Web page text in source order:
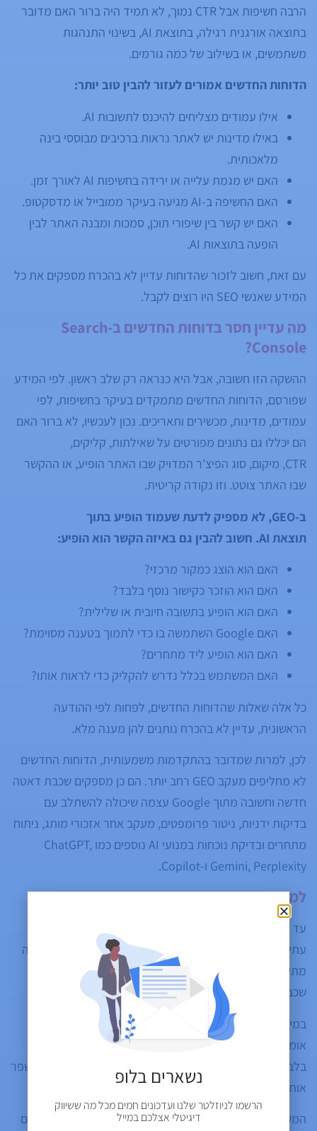
הרבה חשיפות אבל CTR נמוך, לא תמיד היה ברור האם מדובר
בתוצאה אורגנית רגילה, בתוצאת AI, בשינוי התנהגות
משתמשים, או בשילוב של כמה גורמים.
הדוחות החדשים אמורים לעזור להבין טוב יותר:
אילו עמודים מצליחים להיכנס לתשובות AI.
באילו מדינות יש לאתר נראות ברכיבים מבוססי בינה
מלאכותית.
האם יש מגמת עלייה או ירידה בחשיפות AI לאורך זמן.
האם החשיפה ב-AI מגיעה בעיקר ממובייל או מדסקטופ.
האם יש קשר בין שיפורי תוכן, סמכות ומבנה האתר לבין
הופעה בתוצאות AI.
עם זאת, חשוב לזכור שהדוחות עדיין לא בהכרח מספקים את כל
המידע שאנשי SEO היו רוצים לקבל.
מה עדיין חסר בדוחות החדשים ב-Search
Console?
ההשקה הזו חשובה, אבל היא כנראה רק שלב ראשון. לפי המידע
שפורסם, הדוחות החדשים מתמקדים בעיקר בחשיפות, לפי
עמודים, מדינות, מכשירים ותאריכים. נכון לעכשיו, לא ברור האם
הם יכללו גם נתונים מפורטים על שאילתות, קליקים,
CTR, מיקום, סוג הפיצ'ר המדויק שבו האתר הופיע, או ההקשר
שבו האתר צוטט. וזו נקודה קריטית.
ב-GEO, לא מספיק לדעת שעמוד הופיע בתוך
תוצאת AI. חשוב להבין גם באיזה הקשר הוא הופיע:
האם הוא הוצג כמקור מרכזי?
האם הוא הוזכר כקישור נוסף בלבד?
האם הוא הופיע בתשובה חיובית או שלילית?
האם Google השתמשה בו כדי לתמוך בטענה מסוימת?
האם הוא הופיע ליד מתחרים?
האם המשתמש בכלל נדרש להקליק כדי לראות אותו?
כל אלה שאלות שהדוחות החדשים, לפחות לפי ההודעה
הראשונית, עדיין לא בהכרח נותנים להן מענה מלא.
לכן, למרות שמדובר בהתקדמות משמעותית, הדוחות החדשים
לא מחליפים מעקב GEO רחב יותר. הם כן מספקים שכבת דאטה
חדשה וחשובה מתוך Google עצמה שיכולה להשתלב עם
בדיקות ידניות, ניטור פרומפטים, מעקב אחר אזכורי מותג, ניתוח
מתחרים ובדיקת נוכחות במנועי AI נוספים כמו ChatGPT,
Gemini, Perplexity ו-Copilot.
למה זה מחזק את הצורך ב-GEO?
עתידי או תיאורטי. אבל ההשקה הזו מסמנת ש-Google עצמה
מתייחסת לנראות בתוך פיצ'רים מבוססי בינה מלאכותית כאל
שכבת ביצועים שדורשת מדידה נפרדת.
בלבד. היא הופכת למדד שצריך לעקוב אחריו, לנתח אותו ולשפר
אותו.
המשמעות היא שפעילות SEO צריכה להתרחב מעבר לדירוגים
נשארים בלופ
הרשמו לניוזלטר שלנו ועדכונים חמים מכל מה ששיווק
דיגיטלי אצלכם במייל